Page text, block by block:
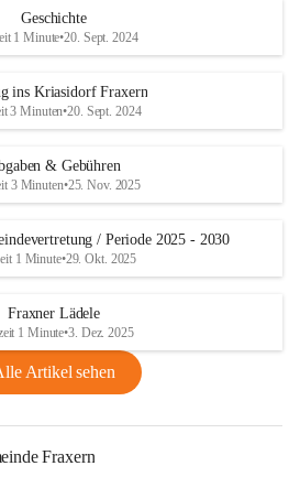
Geschichte
1 Minute•20. Sept. 2024
ins Kriasidorf Fraxern
3 Minuten•20. Sept. 2024
& Gebühren
3 Minuten•25. Nov. 2025
/ Periode 2025 - 2030
1 Minute•29. Okt. 2025
Fraxner Lädele
1 Minute•3. Dez. 2025
Artikel sehen
Fraxern